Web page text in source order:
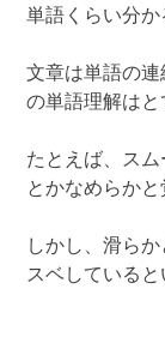
単語くらい分か
文章は単語の
の単語理解はと
たとえば、ス
とかなめらかと
しかし、滑ら
スベしていると